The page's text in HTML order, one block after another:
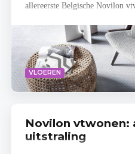
allereerste Belgische Novilon
VLOEREN
Novilon vtwonen:
uitstraling